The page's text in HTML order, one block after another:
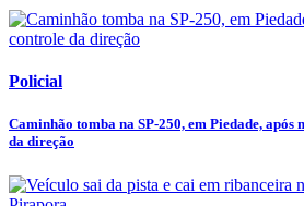
Policial
Caminhão tomba na SP-250, em Piedade,
da direção